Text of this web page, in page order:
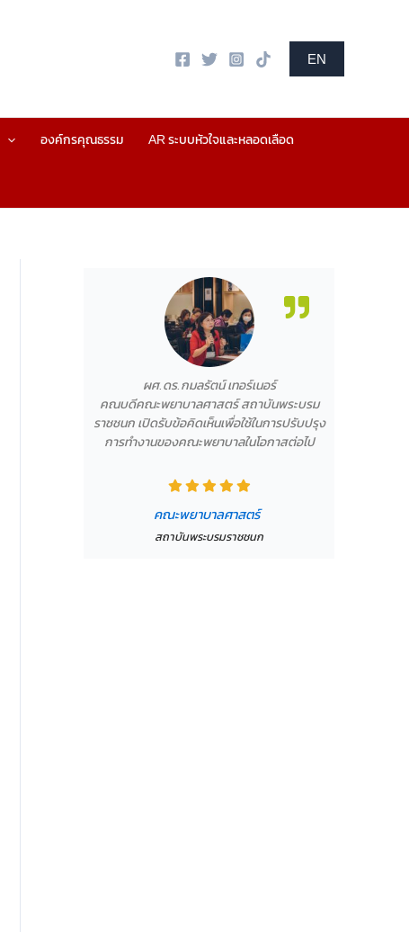
EN
องค์กรคุณธรรม AR ระบบหัวใจและหลอดเลือด
ผศ.ดร.กมลรัตน์ เทอร์เนอร์
คณบดีคณะพยาบาลศาสตร์ สถาบันพระบรม
ราชชนก เปิดรับข้อคิดเห็นเพื่อใช้ในการปรับปรุง
การทำงานของคณะพยาบาลในโอกาสต่อไป
คณะพยาบาลศาสตร์
สถาบันพระบรมราชชนก